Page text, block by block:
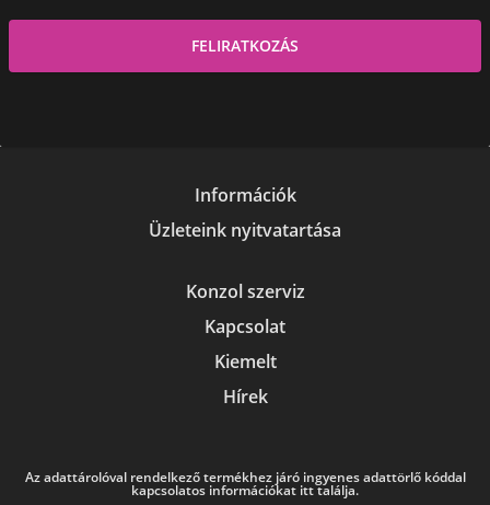
Információk
Üzleteink nyitvatartása
Konzol szerviz
Kapcsolat
Kiemelt
Hírek
Az adattárolóval rendelkező termékhez járó ingyenes adattörlő kóddal
kapcsolatos információkat itt találja.